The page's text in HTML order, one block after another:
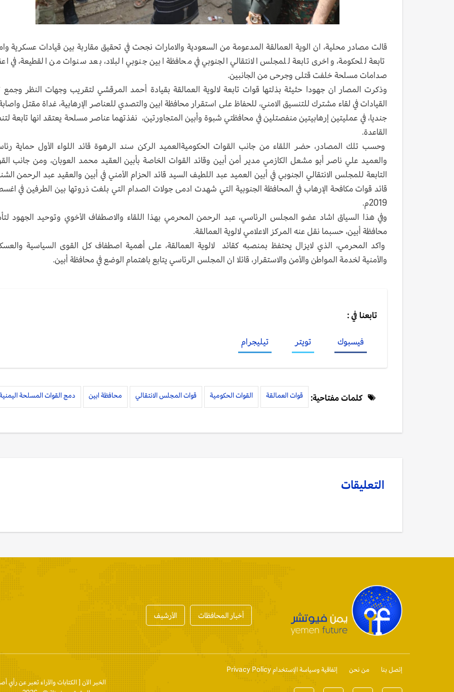
قالت مصادر محلية، ان الوية العمالقة المدعومة من السعودية والامارات نجحت في تحقيق مقاربة بين قيادات عسكرية
تابعة للحكومة، واخرى تابعة للمجلس الانتقالي الجنوبي في محافظة ابين جنوبي البلاد، بعد سنوات من القطيعة، في
صدامات مسلحة خلفت قتلى وجرحى من الجانبين.
وذكرت المصار ان جهودا حثيثة بذلتها قوات تابعة لالوية العمالقة بقيادة أحمد المرقشي لتقريب وجهات النظر
جنديا، في عمليتين إرهابيتين منفصتلين في محافظتي شبوة وأبين المتجاورتين، نفذتهما عناصر مسلحة يعتقد انها تابعة
القاعدة.
وحسب تلك المصادر، حضر اللقاء من جانب القوات الحكوميةالعميد الركن سند الرهوة قائد اللواء الأول حماية
والعميد علي ناصر أبو مشعل الكازمي مدير أمن أبين وقائد القوات الخاصة بأبين العقيد محمد العوبان، ومن جانب
التابعة للمجلس الانتقالي الجنوبي في أبين العميد عبد اللطيف السيد قائد الحزام الأمني في أبين والعقيد عبد الرحمن
قائد قوات مكافحة الإرهاب في المحافظة الجنوبية التي شهدت ادمى جولات الصدام التي بلغت ذروتها بين الطرفين في
2019م.
وفي هذا السياق اشاد عضو المجلس الرئاسي، عبد الرحمن المحرمي بهذا اللقاء والاصطفاف الأخوي وتوحيد الجهود
محافظة أبين، حسبما نقل عنه المركز الاعلامي لالوية العمالقة.
واكد المحرمي، الذي لايزال يحتفظ بمنصبه كقائد لالوية العمالقة، على أهمية اصطفاف كل القوى السياسية
والأمنية لخدمة المواطن والأمن والاستقرار، قائلا ان المجلس الرئاسي يتابع باهتمام الوضع في محافظة أبين.
تابعنا في :
فيسبوك تويتر تيليجرام
كلمات مفتاحية: قوات العمالقة القوات الحكومية قوات المجلس الانتقالي محافظة ابين دمج القوات المسلحة
التعليقات
أخبار المحافظات الأرشيف
إتصل بنا من نحن
إتفاقية وسياسة الإستخدام Privacy Policy
الخبر الآن [ الكتابات والآراء تعبر عن رأي